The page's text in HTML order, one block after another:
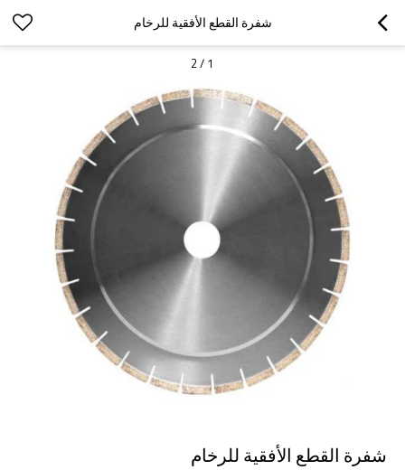
شفرة القطع الأفقية للرخام
1
/
2
شفرة القطع الأفقية للرخام